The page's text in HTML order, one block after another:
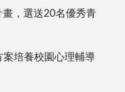
，選送20名優秀青
培養校園心理輔導